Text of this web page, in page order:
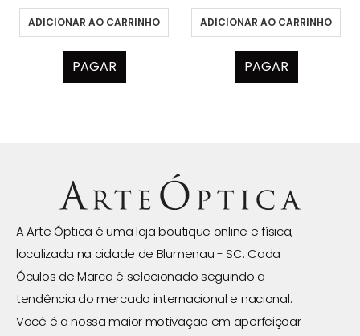
ADICIONAR AO CARRINHO
PAGAR
ADICIONAR AO CARRINHO
PAGAR
A Arte Óptica é uma loja boutique online e física,
localizada na cidade de Blumenau - SC. Cada
Óculos de Marca é selecionado seguindo a
tendência do mercado internacional e nacional.
Você é a nossa maior motivação em aperfeiçoar